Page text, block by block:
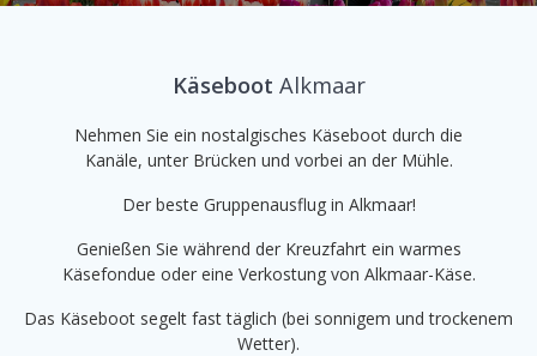
Käseboot Alkmaar
Nehmen Sie ein nostalgisches Käseboot durch die
Kanäle, unter Brücken und vorbei an der Mühle.
Der beste Gruppenausflug in Alkmaar!
Genießen Sie während der Kreuzfahrt ein warmes
Käsefondue oder eine Verkostung von Alkmaar-Käse.
Das Käseboot segelt fast täglich (bei sonnigem und trockenem
Wetter).